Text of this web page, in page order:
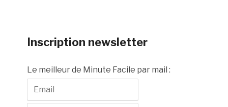
Inscription newsletter
Le meilleur de Minute Facile par mail :